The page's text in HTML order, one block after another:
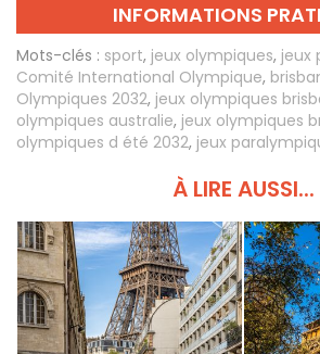
INFORMATIONS
Mots-clés : sport, jeux olympiques, jeux
Comité International Olympique,
Olympiques 2032, jeux olympiques
olympiques australie, jeux olympiques
olympiques d été 2032, jeux
À LIRE AUSSI...